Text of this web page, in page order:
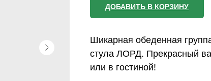
ДОБАВИТЬ В КОРЗИНУ
Шикарная обеденная
стула ЛОРД. Прекрасный
или в гостиной!